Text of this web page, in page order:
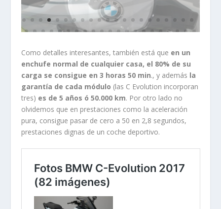
Como detalles interesantes, también está que en un
enchufe normal de cualquier casa, el 80% de su
carga se consigue en 3 horas 50 min., y además la
garantía de cada módulo (las C Evolution incorporan
tres) es de 5 años ó 50.000 km. Por otro lado no
olvidemos que en prestaciones como la aceleración
pura, consigue pasar de cero a 50 en 2,8 segundos,
prestaciones dignas de un coche deportivo.